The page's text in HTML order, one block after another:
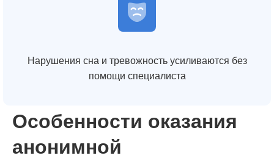
Нарушения сна и тревожность усиливаются без
помощи специалиста
Особенности оказания
анонимной